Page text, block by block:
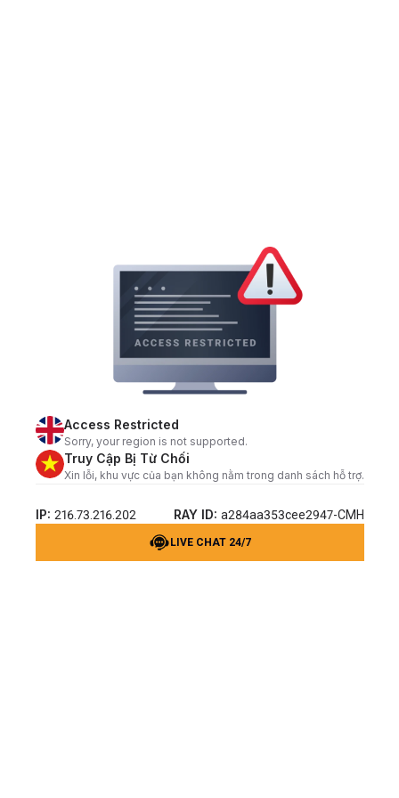
Access Restricted
Sorry, your region is not supported.
Truy Cập Bị Từ Chối
Xin lỗi, khu vực của bạn không nằm trong danh sách hỗ trợ.
IP: 216.73.216.202 RAY ID: a284aa353cee2947-CMH
LIVE CHAT 24/7